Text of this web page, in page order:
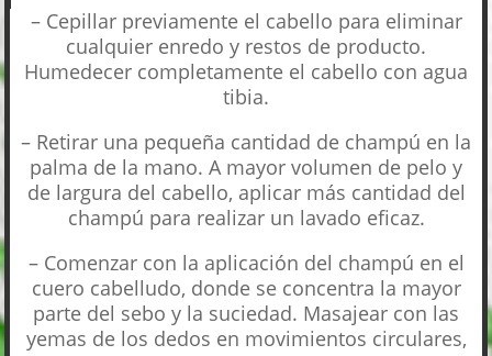
– Cepillar previamente el cabello para eliminar
cualquier enredo y restos de producto.
Humedecer completamente el cabello con agua
tibia.
– Retirar una pequeña cantidad de champú en la
palma de la mano. A mayor volumen de pelo y
de largura del cabello, aplicar más cantidad del
champú para realizar un lavado eficaz.
– Comenzar con la aplicación del champú en el
cuero cabelludo, donde se concentra la mayor
parte del sebo y la suciedad. Masajear con las
yemas de los dedos en movimientos circulares,